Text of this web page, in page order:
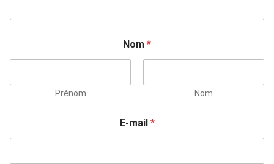
Nom *
Prénom Nom
E-mail *